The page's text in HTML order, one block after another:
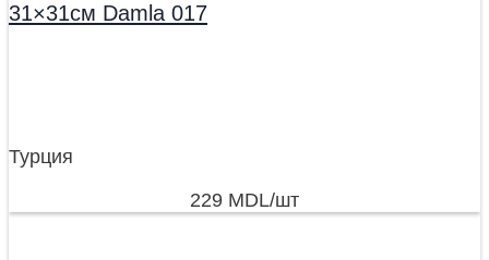
31×31см Damla 017
Турция
229 MDL/шт